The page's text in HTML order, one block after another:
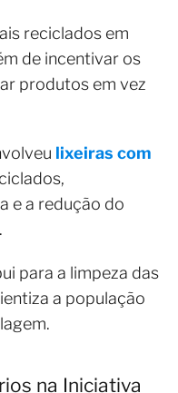
reciclados em
de incentivar os
produtos em vez
lixeiras com
e a redução do
para a limpeza das
a população
na Iniciativa